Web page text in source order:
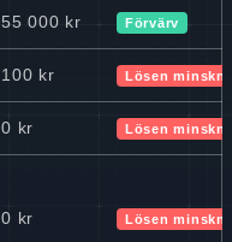
55 000 kr Förvärv
100 kr Lösen
0 kr Lösen
0 kr Lösen